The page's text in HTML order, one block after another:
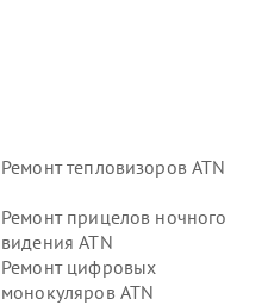
Ремонт тепловизоров ATN
Ремонт прицелов ночного
видения ATN
Ремонт цифровых
монокуляров ATN